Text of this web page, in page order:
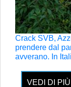
Crack SVB,
prendere dal
avverano. In
VEDI DI PIÙ